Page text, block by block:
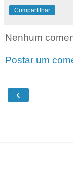
Compartilhar
Nenhum
Postar um
‹